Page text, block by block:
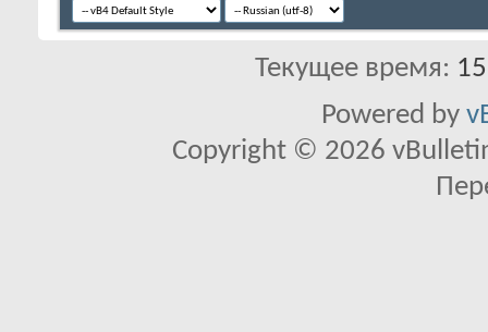
Текущее время:
Powered by
Copyright © 2026